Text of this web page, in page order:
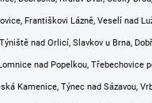
Františkovi Lázně, Veselí nad
nad Orlicí, Slavkov u Brna,
nad Popelkou, Třebechovice
Kamenice, Týnec nad Sázavou,